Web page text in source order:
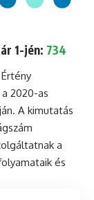
1-jén: 734
2020-as
A kimutatás
a
és